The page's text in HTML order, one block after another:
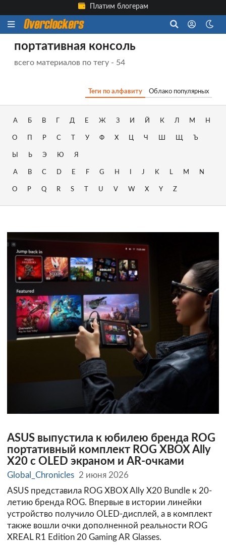
Платим блогерам
портативная консоль
всего материалов по тегу - 54
Теги по алфавиту Облако популярных
А Б В Д Е Ж З И Й К Л М Н
О Р С У Ф Х Ц Ч Ш Щ Ъ
Ы Ь Э Ю Я
A B C D E F G H J K L M N
O P Q R S U V W X Y Z
ASUS выпустила к юбилею бренда ROG
портативный комплект ROG XBOX Ally
X20 с OLED экраном и AR-очками
Global_Chronicles 2 июня 2026
ASUS представила ROG XBOX Ally X20 Bundle к 20-
летию бренда ROG. Впервые в истории линейки
устройство получило OLED-дисплей, а в комплект
также вошли очки дополненной реальности ROG
XREAL R1 Edition 20 Gaming AR Glasses.